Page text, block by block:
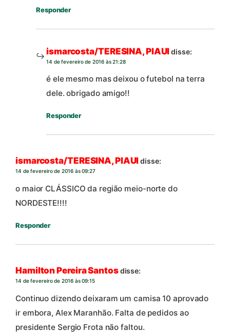
Responder
ismarcosta/TERESINA, PIAUIdisse:
14 de fevereiro de 2016 às 21:28
é ele mesmo mas deixou o futebol na terra
dele. obrigado amigo!!
Responder
ismarcosta/TERESINA, PIAUIdisse:
14 de fevereiro de 2016 às 09:27
o maior CLÁSSICO da região meio-norte do
NORDESTE!!!!
Responder
Hamilton Pereira Santosdisse:
14 de fevereiro de 2016 às 09:15
Continuo dizendo deixaram um camisa 10 aprovado
ir embora, Alex Maranhão. Falta de pedidos ao
presidente Sergio Frota não faltou.